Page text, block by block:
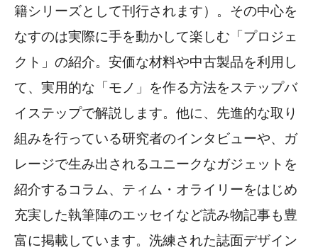
籍シリーズとして刊行されます）。その中心を
なすのは実際に手を動かして楽しむ「プロジェ
クト」の紹介。安価な材料や中古製品を利用し
て、実用的な「モノ」を作る方法をステップバ
イステップで解説します。他に、先進的な取り
組みを行っている研究者のインタビューや、ガ
レージで生み出されるユニークなガジェットを
紹介するコラム、ティム・オライリーをはじめ
充実した執筆陣のエッセイなど読み物記事も豊
富に掲載しています。洗練された誌面デザイン